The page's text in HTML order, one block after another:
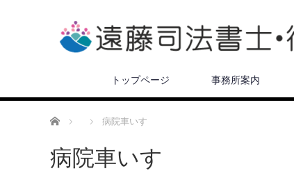
トップページ 事務所案内
ホーム 病院車いす
病院車いす